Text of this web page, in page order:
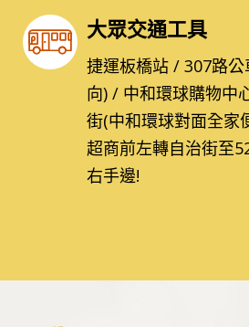
大眾交通工具
捷運板橋站 / 307路
向) / 中和環球購物中
街(中和環球對面全家
超商前左轉自治街至
右手邊!